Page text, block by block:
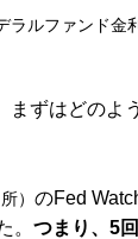
ラルファンド
ずはどのよ
） のFed
。 つまり、5